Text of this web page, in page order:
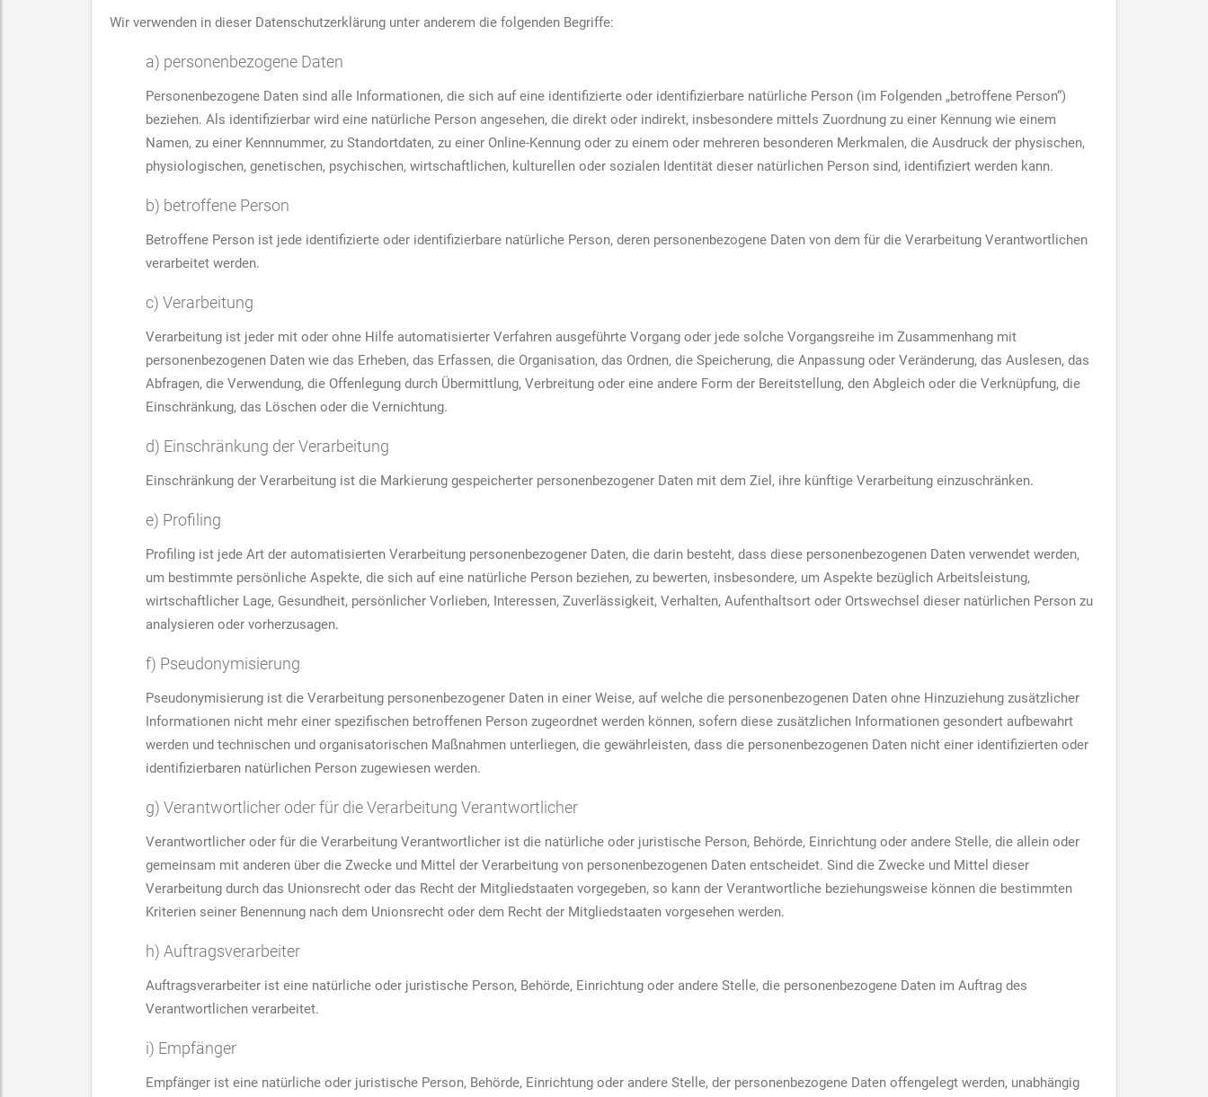
Wir verwenden in dieser Datenschutzerklärung unter anderem die folgenden Begriffe:
a) personenbezogene Daten
Personenbezogene Daten sind alle Informationen, die sich auf eine identifizierte oder identifizierbare natürliche Person (im Folgenden „betroffene Person“)
beziehen. Als identifizierbar wird eine natürliche Person angesehen, die direkt oder indirekt, insbesondere mittels Zuordnung zu einer Kennung wie einem
Namen, zu einer Kennnummer, zu Standortdaten, zu einer Online-Kennung oder zu einem oder mehreren besonderen Merkmalen, die Ausdruck der physischen,
physiologischen, genetischen, psychischen, wirtschaftlichen, kulturellen oder sozialen Identität dieser natürlichen Person sind, identifiziert werden kann.
b) betroffene Person
Betroffene Person ist jede identifizierte oder identifizierbare natürliche Person, deren personenbezogene Daten von dem für die Verarbeitung Verantwortlichen
verarbeitet werden.
c) Verarbeitung
Verarbeitung ist jeder mit oder ohne Hilfe automatisierter Verfahren ausgeführte Vorgang oder jede solche Vorgangsreihe im Zusammenhang mit
personenbezogenen Daten wie das Erheben, das Erfassen, die Organisation, das Ordnen, die Speicherung, die Anpassung oder Veränderung, das Auslesen, das
Abfragen, die Verwendung, die Offenlegung durch Übermittlung, Verbreitung oder eine andere Form der Bereitstellung, den Abgleich oder die Verknüpfung, die
Einschränkung, das Löschen oder die Vernichtung.
d) Einschränkung der Verarbeitung
Einschränkung der Verarbeitung ist die Markierung gespeicherter personenbezogener Daten mit dem Ziel, ihre künftige Verarbeitung einzuschränken.
e) Profiling
Profiling ist jede Art der automatisierten Verarbeitung personenbezogener Daten, die darin besteht, dass diese personenbezogenen Daten verwendet werden,
um bestimmte persönliche Aspekte, die sich auf eine natürliche Person beziehen, zu bewerten, insbesondere, um Aspekte bezüglich Arbeitsleistung,
wirtschaftlicher Lage, Gesundheit, persönlicher Vorlieben, Interessen, Zuverlässigkeit, Verhalten, Aufenthaltsort oder Ortswechsel dieser natürlichen Person zu
analysieren oder vorherzusagen.
f) Pseudonymisierung
Pseudonymisierung ist die Verarbeitung personenbezogener Daten in einer Weise, auf welche die personenbezogenen Daten ohne Hinzuziehung zusätzlicher
Informationen nicht mehr einer spezifischen betroffenen Person zugeordnet werden können, sofern diese zusätzlichen Informationen gesondert aufbewahrt
werden und technischen und organisatorischen Maßnahmen unterliegen, die gewährleisten, dass die personenbezogenen Daten nicht einer identifizierten oder
identifizierbaren natürlichen Person zugewiesen werden.
g) Verantwortlicher oder für die Verarbeitung Verantwortlicher
Verantwortlicher oder für die Verarbeitung Verantwortlicher ist die natürliche oder juristische Person, Behörde, Einrichtung oder andere Stelle, die allein oder
gemeinsam mit anderen über die Zwecke und Mittel der Verarbeitung von personenbezogenen Daten entscheidet. Sind die Zwecke und Mittel dieser
Verarbeitung durch das Unionsrecht oder das Recht der Mitgliedstaaten vorgegeben, so kann der Verantwortliche beziehungsweise können die bestimmten
Kriterien seiner Benennung nach dem Unionsrecht oder dem Recht der Mitgliedstaaten vorgesehen werden.
h) Auftragsverarbeiter
Auftragsverarbeiter ist eine natürliche oder juristische Person, Behörde, Einrichtung oder andere Stelle, die personenbezogene Daten im Auftrag des
Verantwortlichen verarbeitet.
i) Empfänger
Empfänger ist eine natürliche oder juristische Person, Behörde, Einrichtung oder andere Stelle, der personenbezogene Daten offengelegt werden, unabhängig